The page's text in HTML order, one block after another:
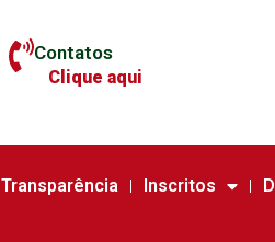
Contatos
Clique aqui
Transparência Inscritos